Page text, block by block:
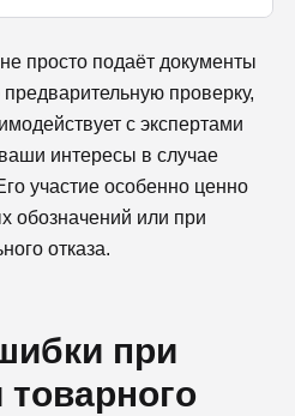
просто подаёт документы
проверку,
с экспертами
интересы в случае
участие особенно ценно
обозначений или при
отказа.
при
товарного